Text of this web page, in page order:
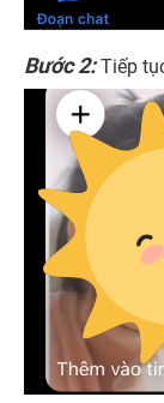
Bước 2:Tiếp